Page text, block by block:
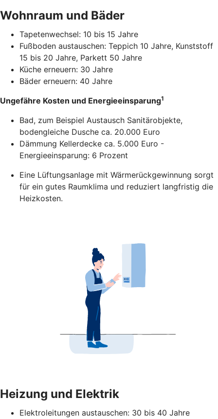
Wohnraum und Bäder
Tapetenwechsel: 10 bis 15 Jahre
Fußboden austauschen: Teppich 10 Jahre, Kunststoff
15 bis 20 Jahre, Parkett 50 Jahre
Küche erneuern: 30 Jahre
Bäder erneuern: 40 Jahre
Ungefähre Kosten und Energieeinsparung1
Bad, zum Beispiel Austausch Sanitärobjekte,
bodengleiche Dusche ca. 20.000 Euro
Dämmung Kellerdecke ca. 5.000 Euro -
Energieeinsparung: 6 Prozent
Eine Lüftungsanlage mit Wärmerückgewinnung sorgt
für ein gutes Raumklima und reduziert langfristig die
Heizkosten.
Heizung und Elektrik
Elektroleitungen austauschen: 30 bis 40 Jahre